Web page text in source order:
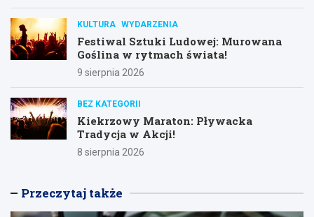
KULTURA WYDARZENIA
Festiwal Sztuki Ludowej: Murowana
Goślina w rytmach świata!
9 sierpnia 2026
BEZ KATEGORII
Kiekrzowy Maraton: Pływacka
Tradycja w Akcji!
8 sierpnia 2026
Przeczytaj także